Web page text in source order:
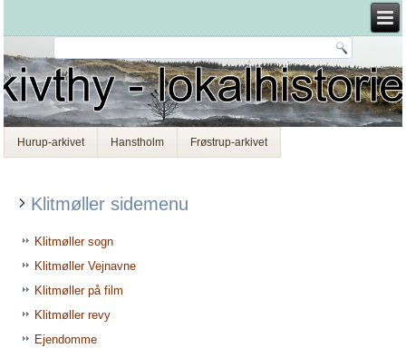
Hurup-arkivet Hanstholm Frøstrup-arkivet
Klitmøller sidemenu
Klitmøller sogn
Klitmøller Vejnavne
Klitmøller på film
Klitmøller revy
Ejendomme